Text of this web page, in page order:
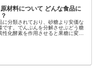
材料について どんな食品に
に分類されており、砂糖より安価な
です。でんぷんを分解させぶどう糖
性化酵素を作用させると果糖に変わ